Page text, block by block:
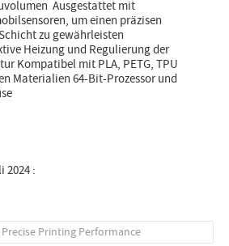
Ausgestattet mit
um einen präzisen
zu gewährleisten
Heizung und Regulierung der
Kompatibel mit PLA, PETG, TPU
Materialien 64-Bit-Prozessor und
2024 :